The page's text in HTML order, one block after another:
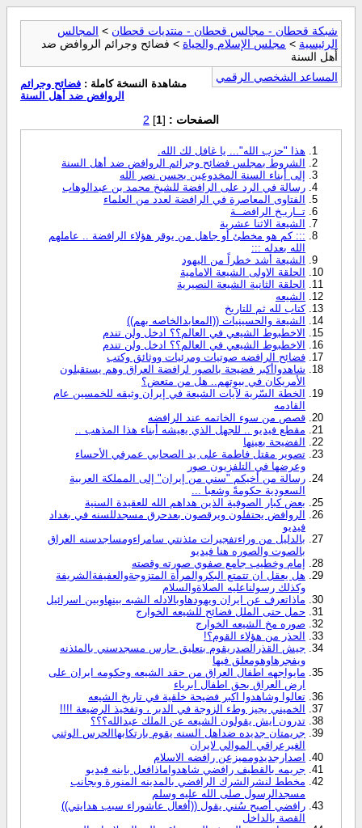
شبكة قحطان - مجالس قحطان - منتديات قحطان > المجالس
الرئيسية > مجلس الإسلام والحياة > فضائح وجرائم الروافض ضد
أهل السنة
المساعد الشخصي الرقمي
مشاهدة النسخة كاملة : فضائح وجرائم
الروافض ضد أهل السنة
الصفحات : [
1
]
2
هذا "حزب الله"... يا غافل لك الله.
الشروط بمجلس فضائح وجرائم الروافض ضد أهل السنة
إلى أبناء السنة المخدوعين بحسن نصر الله
رسالة في الرد على الرافضة للشيخ محمد بن عبدالوهاب
الفتاوى المعاصرة في الرافضة لعدد من العلماء
تــاريـخ الرافضــة
الشيعة الاثنا عشرية
::: كم هو مخطئ أو جاهل من يوقر هؤلاء الرافضة .. عاملهم
الله بعدله :::
الشيعة أشد خطراً من اليهود
الحلقة الاولى الشيعة الامامية
الحلقة الثانية الشيعة النصيرية
الشيعه
كتاب لله ثم للتاريخ
الشيعة والحسينيات ((المعابدالخاصه بهم))
الاخطبوط الشيعي في العالم؟؟ ادخل ولن تندم
الاخطبوط الشيعي في العالم؟؟ ادخل ولن تندم
فضائح الرافضه صوتيات ومرئيات ووثائق وكتب
شاهدواأكبر فضيحة بالصور لرافضة العراق وهم يستقبلون
الأمريكان في بيوتهم.. هل من متعض؟
الخطة السّرية لآيات الشيعة في إيران وثيقه للخمسين عام
القادمه
قصص من سوء الخاتمه عند الرافضه
مقطع فيديو .. للجهل الذي يعيشه أبناء هذا المذهب ..
الفضيحة بعينها
تصوير مقتل فاطمة على يد الصحابي عمرفي الأحساء
وعرضها في التلفزيون صور
رسالة من أخيكم "سني من إيران" إلى المملكة العربية
السعودية حكومةً وشعبا ...
بعض كبار الصوفية الذين هداهم الله للعقيدة السنية
الروافض يحتفلون ويرقصون بعدحرق مسجدللسنه في بغداد
فيديو
بالدليل من وراءتفجيرات مئذنتي سامراءومساجدسنه العراق
بالصوت والصوره هنا فيديو
إمام وخطيب جامع صفوي صورته وقصته
هل يعقل ان تتمتع البكروالمرأة المتزوجةوالعفيفةالشريفة
وكذلك رسولناعليه الصلاةوالسلام
ماذاتعرف عن ايران ويهودهاوبالادله الشبه بينهاوبين اسرائيل
حمل حتى الملل فضائح للشيعه الخوارج
صوره مخ الشيعه الخوارج
الحذر من هؤلاء القوم؟!
جيش القذرالصدريقوم بتعليق حارس مسجدسني بالمئذنه
ويفجرهاوهومعلق فيها
مايواجهه اطفال العراق من حقد الشيعه وحكومه ايران على
ارض العراق بحق اطفال ابرياء
تعالوا وشاهدوا اكبر فضيحة خلقية في تاريخ الشيعه
الخميني يجيز وطء الزوجة في الدبر ، وتفخيذ الرضيعة !!!!
تدرون ايش يقولون الشيعه عن الملك عبدالله؟؟؟
جريمتان جديده ضداهل السنه يقوم بارتكابهاالحرس الوثني
الغيرعراقي الموالي لايران
اصدارجديدومميزعن رافضه الاسلام
جريمه بالقطيف رافضي شاهدواماذافعل بابنه فيديو
مخطط لنشرالشرك الرافضي بالمدينه المنورة وبجانب
مسجدالرسول صلى الله عليه وسلم
رافضي أصبح سُني يقول ((أفعال عاشوراء سبب هدايتي))
القصة بالداخل